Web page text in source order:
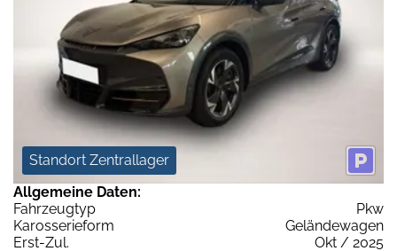
Standort Zentrallager
Allgemeine Daten:
Fahrzeugtyp
Pkw
Karosserieform
Geländewagen
Erst-Zul.
Okt / 2025